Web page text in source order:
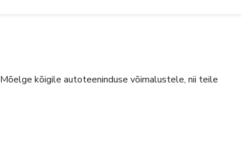
Mõelge kõigile autoteeninduse võimalustele, nii teile